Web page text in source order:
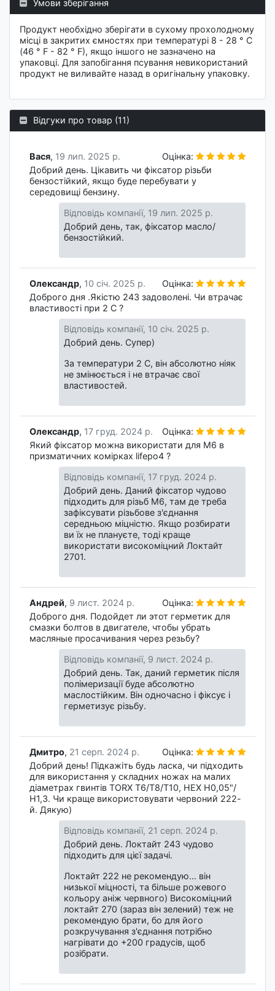
Умови зберігання
Продукт необхідно зберігати в сухому прохолодному
місці в закритих ємностях при температурі 8 - 28 ° C
(46 ° F - 82 ° F), якщо іншого не зазначено на
упаковці. Для запобігання псування невикористаний
продукт не виливайте назад в оригінальну упаковку.
Відгуки про товар (11)
Оцінка:
Вася, 19 лип. 2025 р.
Добрий день. Цікавить чи фіксатор різьби
бензостійкий, якщо буде перебувати у
середовищі бензину.
Відповідь компанії, 19 лип. 2025 р.
Добрий день, так, фіксатор масло/
бензостійкий.
Оцінка:
Олександр, 10 січ. 2025 р.
Доброго дня .Якістю 243 задоволені. Чи втрачає
властивості при 2 С ?
Відповідь компанії, 10 січ. 2025 р.
Добрий день. Супер)
За температури 2 С, він абсолютно ніяк
не змінюється і не втрачає свої
властивостей.
Оцінка:
Олександр, 17 груд. 2024 р.
Який фіксатор можна використати для M6 в
призматичних комірках lifepo4 ?
Відповідь компанії, 17 груд. 2024 р.
Добрий день. Даний фіксатор чудово
підходить для різьб М6, там де треба
зафіксувати різьбове з'єднання
середньою міцністю. Якщо розбирати
ви їх не плануєте, тоді краще
використати високоміцний Локтайт
2701.
Оцінка:
Андрей, 9 лист. 2024 р.
Доброго дня. Подойдет ли этот герметик для
смазки болтов в двигателе, чтобы убрать
масляные просачивания через резьбу?
Відповідь компанії, 9 лист. 2024 р.
Добрий день. Так, даний герметик після
полімеризації буде абсолютно
маслостійким. Він одночасно і фіксує і
герметизує різьбу.
Оцінка:
Дмитро, 21 серп. 2024 р.
Добрий день! Підкажіть будь ласка, чи підходить
для використання у складних ножах на малих
діаметрах гвинтів TORX Т6/Т8/T10, HEX Н0,05"/
Н1,3. Чи краще використовувати червоний 222-
й. Дякую)
Відповідь компанії, 21 серп. 2024 р.
Добрий день. Локтайт 243 чудово
підходить для цієї задачі.
Локтайт 222 не рекомендую... він
низької міцності, та більше рожевого
кольору аніж червного) Високоміцний
локтайт 270 (зараз він зелений) теж не
рекомендую брати, бо для його
розкручування з'єднання потрібно
нагрівати до +200 градусів, щоб
розібрати.